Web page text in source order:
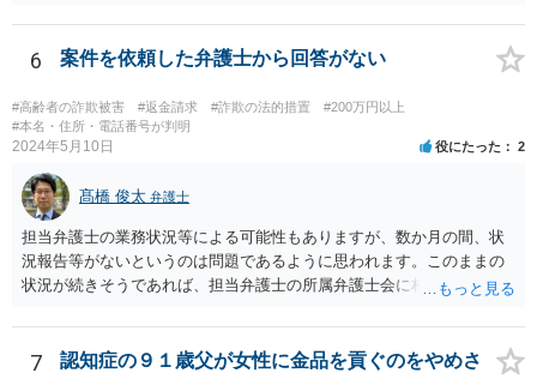
得した利得を許容する結果になって相当でない。」と判示した。。 投
た事案であれば、過失相殺の主張は封じられることになります。
6 案件を依頼した弁護士から回答がない
#高齢者の詐欺被害 #返金請求 #詐欺の法的措置
#200万円以上
#本名・住所・電話番号が判明
2024年5月10日 役にたった 2
髙橋 俊太 弁護士
担当弁護士の業務状況等による可能性もありますが、数か月の間、状
況報告等がないというのは問題であるように思われます。このままの
状況が続きそうであれば、担当弁護士の所属弁護士会に相談してみる
7
認知症の９１歳父が女性に金品を貢ぐのをやめさ